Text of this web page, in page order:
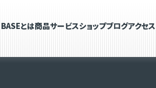
とは商品サービスショップブログアクセス